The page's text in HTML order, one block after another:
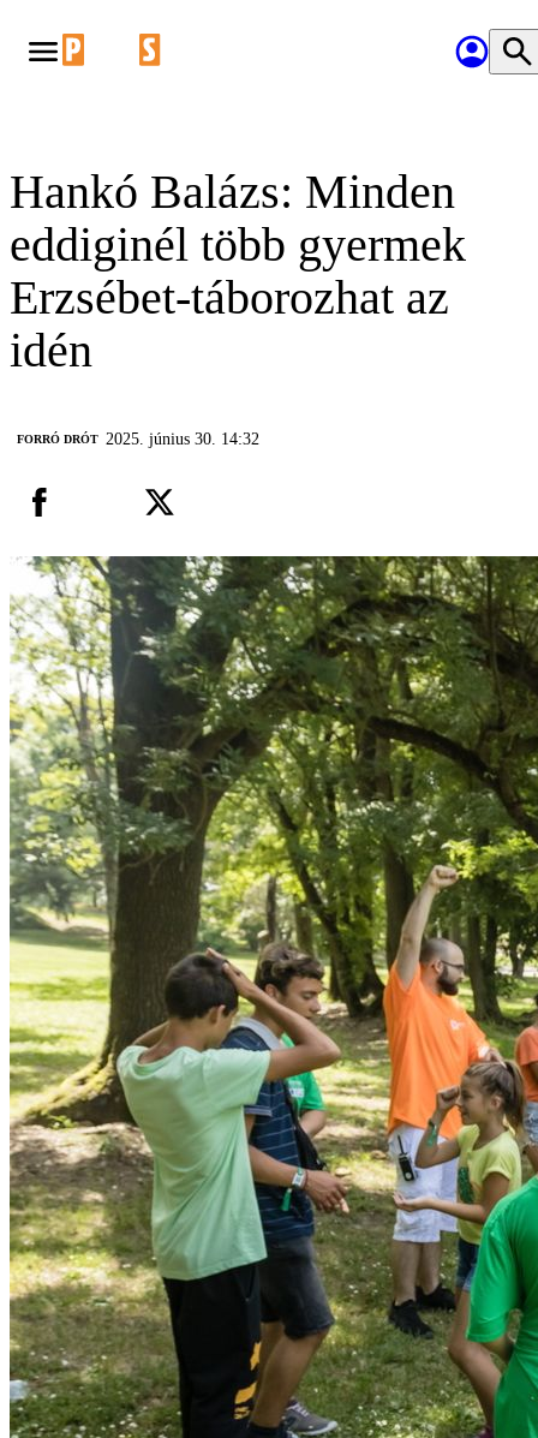
Hankó Balázs: Minden
eddiginél több gyermek
Erzsébet-táborozhat az
idén
FORRÓ DRÓT 2025. június 30. 14:32